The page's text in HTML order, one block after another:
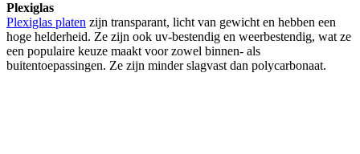
Plexiglas
Plexiglas platen zijn transparant, licht van gewicht en hebben een
hoge helderheid. Ze zijn ook uv-bestendig en weerbestendig, wat ze
een populaire keuze maakt voor zowel binnen- als
buitentoepassingen. Ze zijn minder slagvast dan polycarbonaat.